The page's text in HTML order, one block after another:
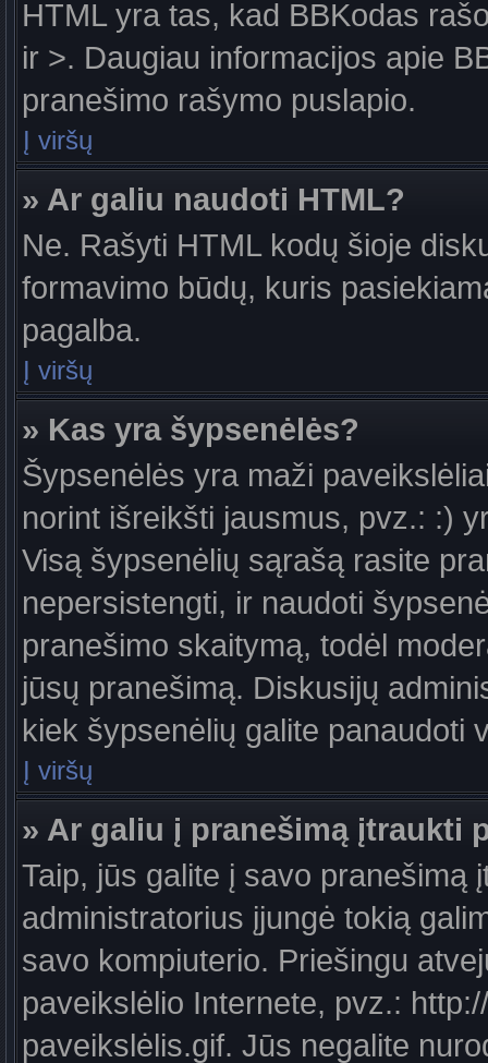
HTML yra tas, kad BBKodas
ir >. Daugiau informacijos apie
pranešimo rašymo puslapio.
Į viršų
» Ar galiu naudoti HTML?
Ne. Rašyti HTML kodų šioje
formavimo būdų, kuris
pagalba.
Į viršų
» Kas yra šypsenėlės?
Šypsenėlės yra maži
norint išreikšti jausmus, pvz.: :)
Visą šypsenėlių sąrašą rasite
nepersistengti, ir naudoti
pranešimo skaitymą, todėl
jūsų pranešimą. Diskusijų
kiek šypsenėlių galite panaudoti
Į viršų
» Ar galiu į pranešimą įtraukti
Taip, jūs galite į savo pranešimą
administratorius įjungė tokią
savo kompiuterio. Priešingu
paveikslėlio Internete, pvz.:
paveikslėlis.gif. Jūs negalite